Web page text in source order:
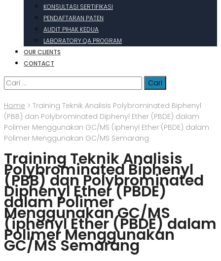
KONSULTASI SERTIFIKASI
PENDAFTARAN PATEN
AUDIT PIHAK KEDUA
LABORATORY QA PROGRAM
OUR CLIENTS
CONTACT
Cari
untuk:
Home > Training Teknik Analisis Polybrominated Biphenyl
(PBB) dan Polybrominated Diphenyl Ether (PBDE) dalam
Polimer Menggunakan GC/MS (iphenyl Ether (PBDE) dalam
Polimer Menggunakan GC/MS Semarang
Training Teknik Analisis
Polybrominated Biphenyl
(PBB) dan Polybrominated
Diphenyl Ether (PBDE)
dalam Polimer
Menggunakan GC/MS
(iphenyl Ether (PBDE) dalam
Polimer Menggunakan
GC/MS Semarang